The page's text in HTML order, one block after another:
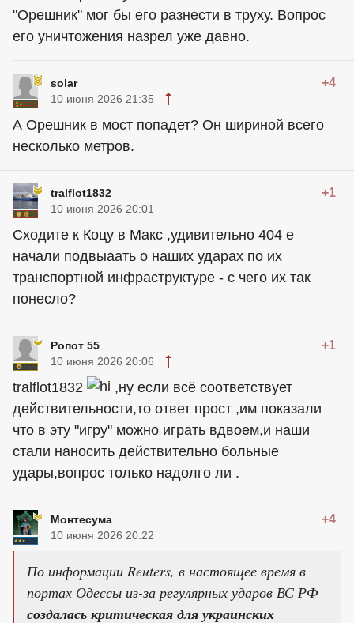
"Орешник" мог бы его разнести в труху. Вопрос
его уничтожения назрел уже давно.
solar +4
10 июня 2026 21:35
А Орешник в мост попадет? Он шириной всего
несколько метров.
tralflot1832 +1
10 июня 2026 20:01
Сходите к Коцу в Макс ,удивительно 404 е
начали подвыаать о наших ударах по их
транспортной инфраструктуре - с чего их так
понесло?
Ропот 55 +1
10 июня 2026 20:06
tralflot1832
,ну если всё соответствует
действительности,то ответ прост ,им показали
что в эту "игру" можно играть вдвоем,и наши
стали наносить действительно больные
удары,вопрос только надолго ли .
Монтесума +4
10 июня 2026 20:22
По информации Reuters, в настоящее время в
портах Одессы из-за регулярных ударов ВС РФ
создалась критическая для украинских